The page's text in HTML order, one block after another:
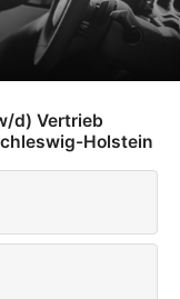
d) Vertrieb
Holstein